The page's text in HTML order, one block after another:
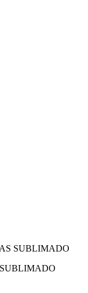
SUBLIMADO